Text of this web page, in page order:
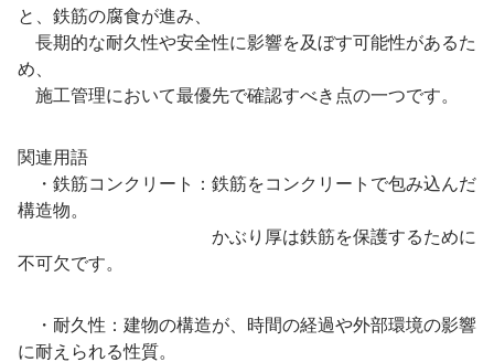
と、鉄筋の腐食が進み、
長期的な耐久性や安全性に影響を及ぼす可能性があるた
め、
施工管理において最優先で確認すべき点の一つです。
関連用語
・鉄筋コンクリート：鉄筋をコンクリートで包み込んだ
構造物。
かぶり厚は鉄筋を保護するために
不可欠です。
・耐久性：建物の構造が、時間の経過や外部環境の影響
に耐えられる性質。